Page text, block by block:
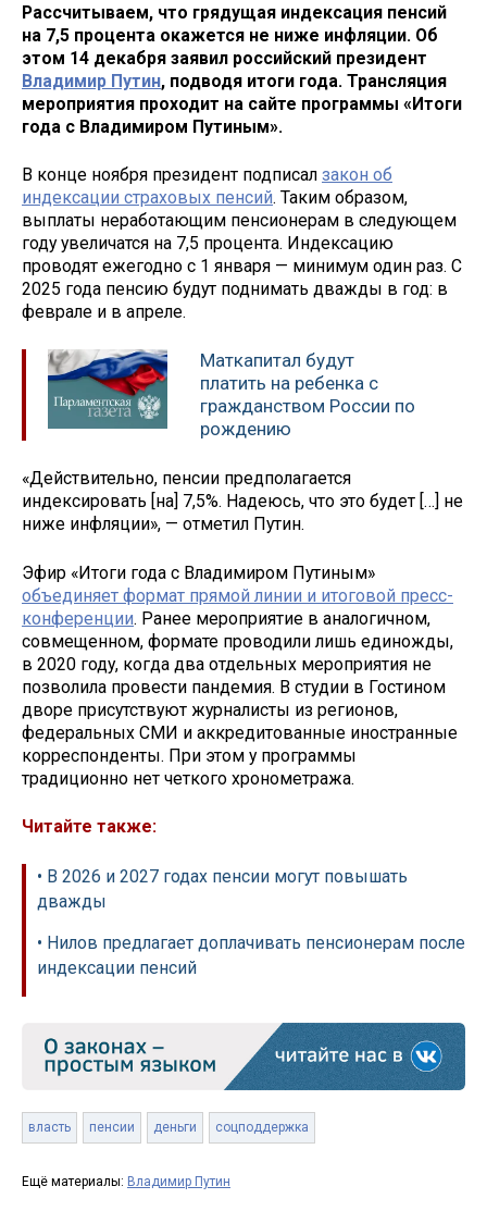
Рассчитываем, что грядущая индексация пенсий
на 7,5 процента окажется не ниже инфляции. Об
этом 14 декабря заявил российский президент
Владимир Путин, подводя итоги года. Трансляция
мероприятия проходит на сайте программы «Итоги
года с Владимиром Путиным».
В конце ноября президент подписал закон об
индексации страховых пенсий. Таким образом,
выплаты неработающим пенсионерам в следующем
году увеличатся на 7,5 процента. Индексацию
проводят ежегодно с 1 января — минимум один раз. С
2025 года пенсию будут поднимать дважды в год: в
феврале и в апреле.
Маткапитал будут
платить на ребенка с
гражданством России по
рождению
«Действительно, пенсии предполагается
индексировать [на] 7,5%. Надеюсь, что это будет […] не
ниже инфляции», — отметил Путин.
Эфир «Итоги года с Владимиром Путиным»
объединяет формат прямой линии и итоговой пресс-
конференции. Ранее мероприятие в аналогичном,
совмещенном, формате проводили лишь единожды,
в 2020 году, когда два отдельных мероприятия не
позволила провести пандемия. В студии в Гостином
дворе присутствуют журналисты из регионов,
федеральных СМИ и аккредитованные иностранные
корреспонденты. При этом у программы
традиционно нет четкого хронометража.
Читайте также:
• В 2026 и 2027 годах пенсии могут повышать
дважды
• Нилов предлагает доплачивать пенсионерам после
индексации пенсий
власть пенсии деньги соцподдержка
Ещё материалы: Владимир Путин